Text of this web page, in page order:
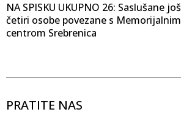
NA SPISKU UKUPNO 26: Saslušane još
četiri osobe povezane s Memorijalnim
centrom Srebrenica
PRATITE NAS